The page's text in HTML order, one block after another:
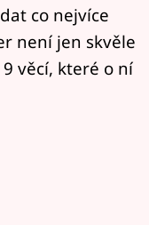
co nejvíce
není jen skvěle
věcí, které o ní